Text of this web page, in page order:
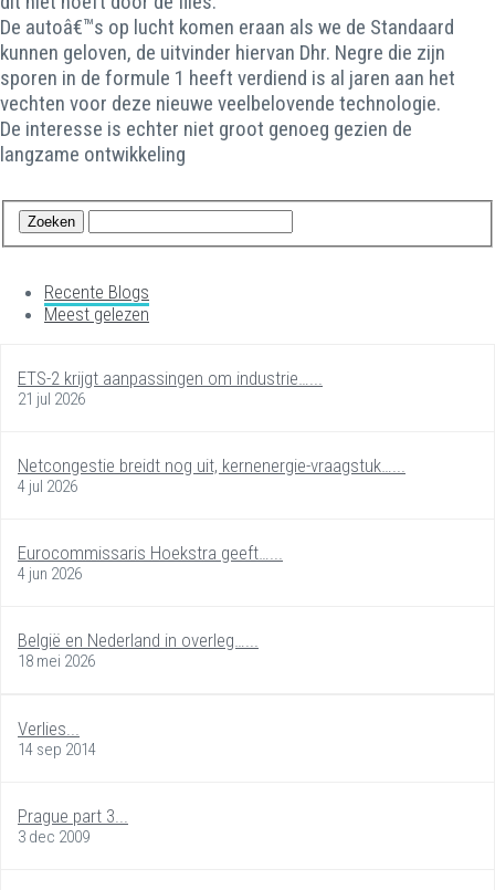
De autoâ€™s op lucht komen eraan als we de Standaard
kunnen geloven, de uitvinder hiervan Dhr. Negre die zijn
sporen in de formule 1 heeft verdiend is al jaren aan het
vechten voor deze nieuwe veelbelovende technologie.
De interesse is echter niet groot genoeg gezien de
langzame ontwikkeling
Recente Blogs
Meest gelezen
ETS-2 krijgt aanpassingen om industrie…...
21 jul 2026
Netcongestie breidt nog uit, kernenergie-vraagstuk…...
4 jul 2026
Eurocommissaris Hoekstra geeft…...
4 jun 2026
België en Nederland in overleg…...
18 mei 2026
Verlies...
14 sep 2014
Prague part 3...
3 dec 2009